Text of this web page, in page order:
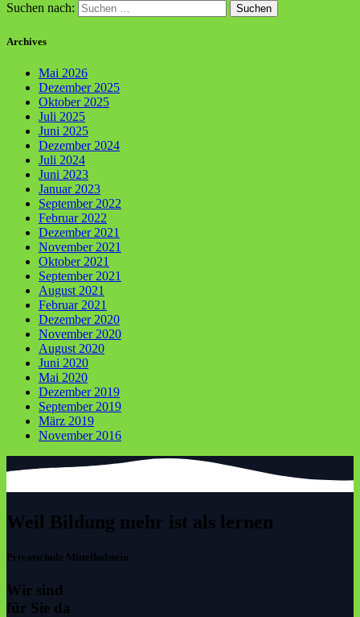
Suchen nach:
Archives
Mai 2026
Dezember 2025
Oktober 2025
Juli 2025
Juni 2025
Dezember 2024
Juli 2024
Juni 2023
Januar 2023
September 2022
Februar 2022
Dezember 2021
November 2021
Oktober 2021
September 2021
August 2021
Februar 2021
Dezember 2020
November 2020
August 2020
Juni 2020
Mai 2020
Dezember 2019
September 2019
März 2019
November 2016
Weil Bildung mehr ist als lernen
Privatschule Mittelholstein
Wir sind
für Sie da